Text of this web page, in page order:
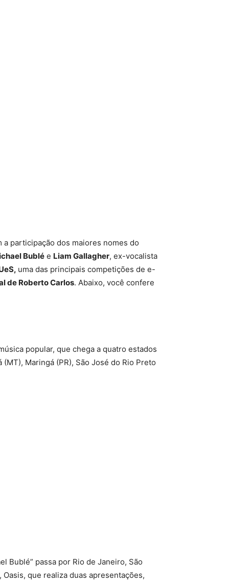
participação dos maiores nomes do
Bublé e Liam Gallagher, ex-vocalista
uma das principais competições de e-
de Roberto Carlos. Abaixo, você confere
popular, que chega a quatro estados
Maringá (PR), São José do Rio Preto
Bublé” passa por Rio de Janeiro, São
que realiza duas apresentações,